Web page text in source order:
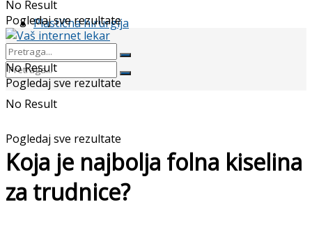
Plastična hirurgija
No Result
Pogledaj sve rezultate
No Result
Pogledaj sve rezultate
No Result
Pogledaj sve rezultate
Koja je najbolja folna kiselina
za trudnice?